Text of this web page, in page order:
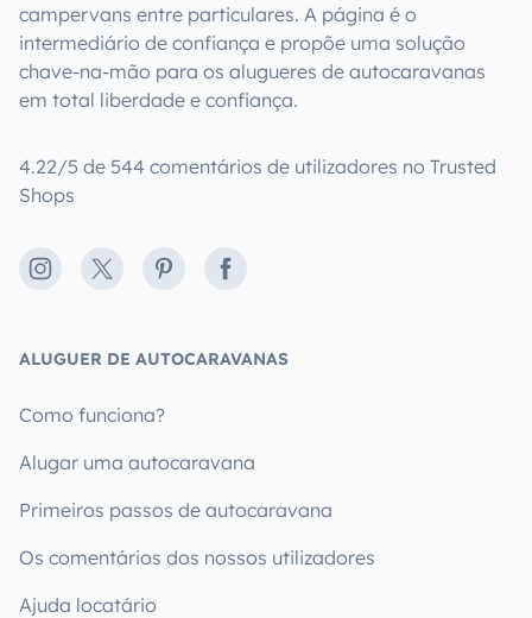
campervans entre particulares. A página é o
intermediário de confiança e propõe uma solução
chave-na-mão para os alugueres de autocaravanas
em total liberdade e confiança.
4.22/5 de 544 comentários de utilizadores no Trusted
Shops
Instagram
X PinterestFacebook
ALUGUER DE AUTOCARAVANAS
Como funciona?
Alugar uma autocaravana
Primeiros passos de autocaravana
Os comentários dos nossos utilizadores
Ajuda locatário